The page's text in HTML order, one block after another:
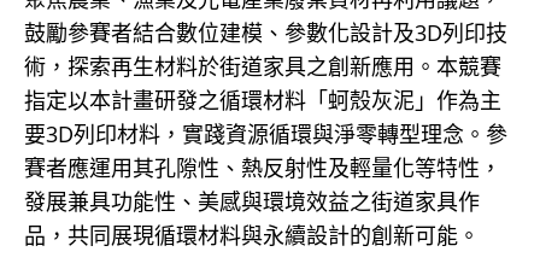
鼓勵參賽者結合數位建模、參數化設計及3D列印技
術，探索再生材料於街道家具之創新應用。本競賽
指定以本計畫研發之循環材料「蚵殼灰泥」作為主
要3D列印材料，實踐資源循環與淨零轉型理念。參
賽者應運用其孔隙性、熱反射性及輕量化等特性，
發展兼具功能性、美感與環境效益之街道家具作
品，共同展現循環材料與永續設計的創新可能。